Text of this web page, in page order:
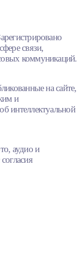
связи,
коммуникаций.
на сайте,
и
интеллектуальной
аудио и